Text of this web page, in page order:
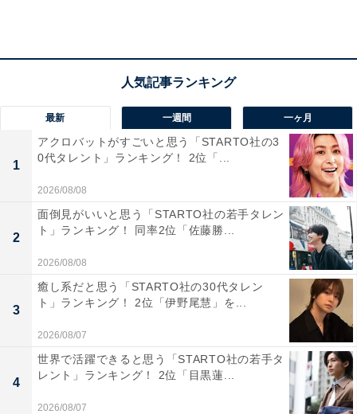
そのほか、「丸亀製麺などネギかけ放題のサービスがあ
るがそんなサービスがないので高く感じます（30代男性
／北海道）」「価格改定で値段が上がり高く感じた（20
代男性／兵庫県）」などのコメントも寄せられました。
最新 一週間 一ヶ月
1
アクロバットがすごいと思う「STARTO社の3
0代タレント」ランキング！ 2位「...
2026/08/08
2
面倒見がいいと思う「STARTO社の若手タレン
ト」ランキング！ 同率2位「佐藤勝...
2026/08/08
3
癒し系だと思う「STARTO社の30代タレン
ト」ランキング！ 2位「伊野尾慧」を...
2026/08/07
4
世界で活躍できると思う「STARTO社の若手タ
レント」ランキング！ 2位「目黒蓮...
2026/08/07